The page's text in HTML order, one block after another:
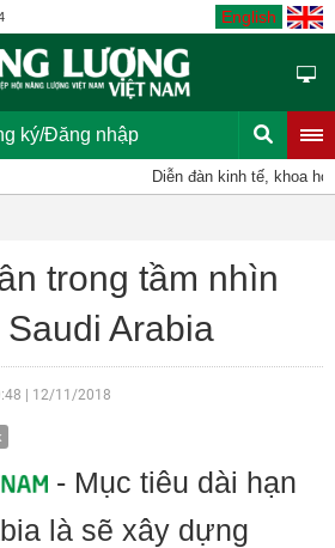
English
ký/Đăng nhập
Diễn đàn kinh tế, khoa
trong tầm nhìn
Arabia
12/11/2018
- Mục tiêu dài hạn
là sẽ xây dựng